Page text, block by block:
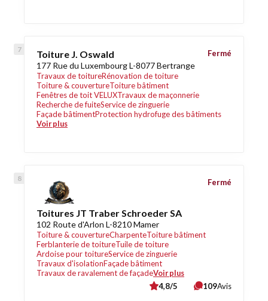
Toiture J. Oswald
177 Rue du Luxembourg L-8077 Bertrange
Travaux de toitureRénovation de toiture
Toiture & couvertureToiture bâtiment
Fenêtres de toit VELUXTravaux de maçonnerie
Recherche de fuiteService de zinguerie
Façade bâtimentProtection hydrofuge des bâtiments
Voir plus
Fermé
Toitures JT Traber Schroeder SA
102 Route d'Arlon L-8210 Mamer
Toiture & couvertureCharpenteToiture bâtiment
Ferblanterie de toitureTuile de toiture
Ardoise pour toitureService de zinguerie
Travaux d'isolationFaçade bâtiment
Travaux de ravalement de façadeVoir plus
Fermé
4,8/5 109Avis